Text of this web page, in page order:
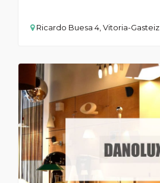
Ricardo Buesa 4, Vitoria-Gasteiz